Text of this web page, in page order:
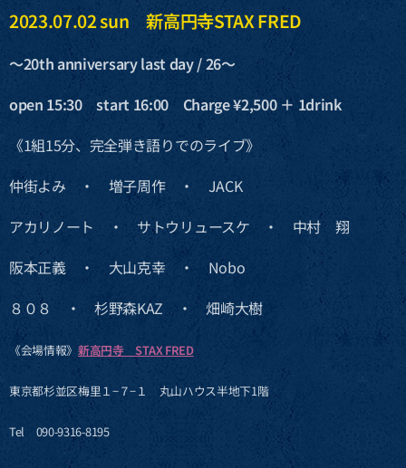
2023.07.02 sun 新高円寺STAX FRED
〜20th anniversary last day / 26〜
open 15:30 start 16:00 Charge ¥2,500 ＋ 1drink
《1組15分、完全弾き語りでのライブ》
仲街よみ ・ 増子周作 ・ JACK
アカリノート ・ サトウリュースケ ・ 中村 翔
阪本正義 ・ 大山克幸 ・ Nobo
８０８ ・ 杉野森KAZ ・ 畑崎大樹
《会場情報》新高円寺 STAX FRED
東京都杉並区梅里１−７−１ 丸山ハウス半地下1階
Tel 090-9316-8195